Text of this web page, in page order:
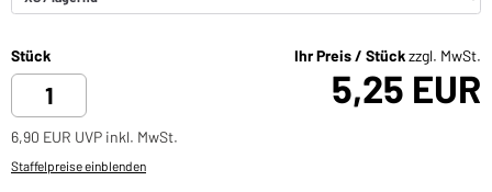
Stück Ihr Preis / Stückzzgl. MwSt.
5,25 EUR
6,90 EUR UVP inkl. MwSt.
Staffelpreise einblenden